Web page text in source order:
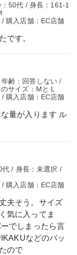
50代 / 身長：161-1
購入店舗：EC店舗
です。
齢：回答しない /
サイズ：Mと L
購入店舗：EC店舗
量が入ります ル
代 / 身長：未選択 /
購入店舗：EC店舗
夫そう。サイズ
気に入ってま
でしまったら言
などのバッ
ので